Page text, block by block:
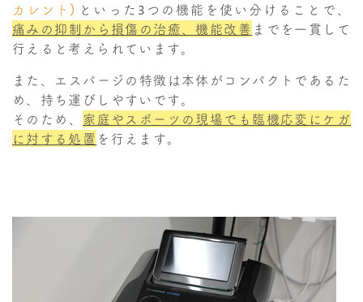
カレント） といった3つの機能を使い分けることで、
痛みの抑制から損傷の治癒、機能改善 までを一貫して
行えると考えられています。
また、エスパージの特徴は本体がコンパクトであるた
め、持ち運びしやすいです。
そのため、 家庭やスポーツの現場でも臨機応変にケガ
に対する処置 を行えます。